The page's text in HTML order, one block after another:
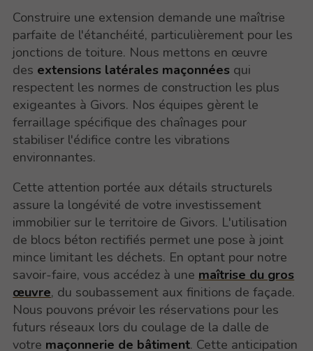
Construire une extension demande une maîtrise
parfaite de l'étanchéité, particulièrement pour les
jonctions de toiture. Nous mettons en œuvre
des extensions latérales maçonnées qui
respectent les normes de construction les plus
exigeantes à Givors. Nos équipes gèrent le
ferraillage spécifique des chaînages pour
stabiliser l'édifice contre les vibrations
environnantes.
Cette attention portée aux détails structurels
assure la longévité de votre investissement
immobilier sur le territoire de Givors. L'utilisation
de blocs béton rectifiés permet une pose à joint
mince limitant les déchets. En optant pour notre
savoir-faire, vous accédez à une maîtrise du gros
œuvre, du soubassement aux finitions de façade.
Nous pouvons prévoir les réservations pour les
futurs réseaux lors du coulage de la dalle de
votre maçonnerie de bâtiment. Cette anticipation